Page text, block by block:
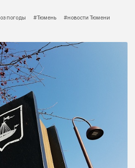
погоды #Тюмень
#новости Тюмени